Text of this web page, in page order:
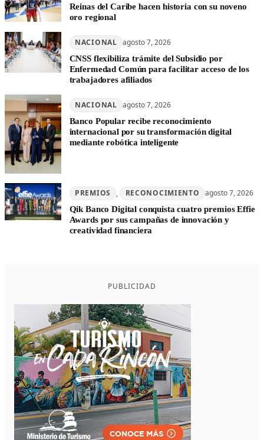
Reinas del Caribe hacen historia con su noveno
oro regional
NACIONAL agosto 7, 2026
CNSS flexibiliza trámite del Subsidio por
Enfermedad Común para facilitar acceso de los
trabajadores afiliados
NACIONAL agosto 7, 2026
Banco Popular recibe reconocimiento
internacional por su transformación digital
mediante robótica inteligente
PREMIOS , RECONOCIMIENTO agosto 7, 2026
Qik Banco Digital conquista cuatro premios Effie
Awards por sus campañas de innovación y
creatividad financiera
PUBLICIDAD